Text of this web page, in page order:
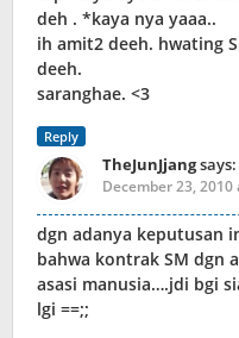
deh . *kaya nya yaaa..
ih amit2 deeh. hwating
deeh.
saranghae. <3
Reply
TheJunJjangsays:
December 23, 2010
dgn adanya keputusan
bahwa kontrak SM dgn
asasi manusia….jdi bgi
lgi ==;;